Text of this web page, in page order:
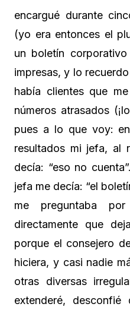
encargué durante
(yo era entonces el
un boletín
impresas, y lo
había clientes que
números atrasados
pues a lo que voy:
resultados mi jefa, al
decía: “eso no
jefa me decía: “el
me preguntaba
directamente que
porque el consejero
hiciera, y casi nadie
otras diversas
extenderé, desconfié